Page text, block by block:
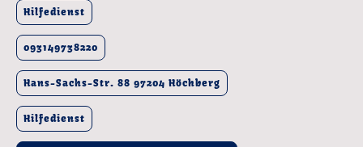
Hilfedienst
093149738220
Hans-Sachs-Str. 88 97204 Höchberg
Hilfedienst